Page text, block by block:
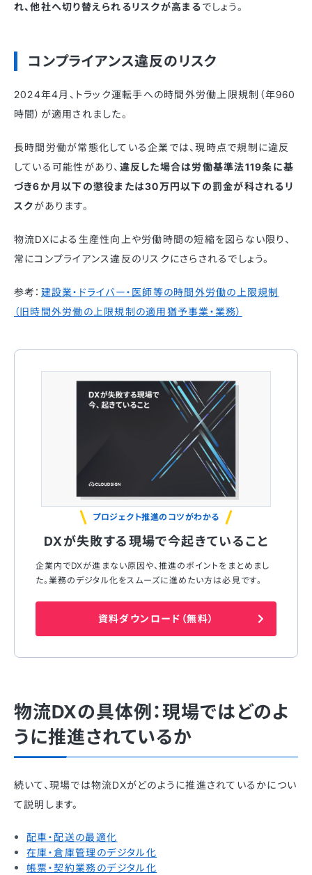
れ、他社へ切り替えられるリスクが高まるでしょう。
コンプライアンス違反のリスク
2024年4月、トラック運転手への時間外労働上限規制（年960
時間）が適用されました。
長時間労働が常態化している企業では、現時点で規制に違反
している可能性があり、 違反した場合は労働基準法119条に基
づき6か月以下の懲役または30万円以下の罰金が科されるリ
スクがあります。
物流DXによる生産性向上や労働時間の短縮を図らない限り、
常にコンプライアンス違反のリスクにさらされるでしょう。
参考： 建設業・ドライバー・医師等の時間外労働の上限規制
（旧時間外労働の上限規制の適用猶予事業・業務）
プロジェクト推進のコツがわかる
DXが失敗する現場で今起きていること
企業内でDXが進まない原因や、推進のポイントをまとめまし
た。業務のデジタル化をスムーズに進めたい方は必見です。
資料ダウンロード（無料）
物流DXの具体例：現場ではどのよ
うに推進されているか
続いて、現場では物流DXがどのように推進されているかについ
て説明します。
配車・配送の最適化
在庫・倉庫管理のデジタル化
帳票・契約業務のデジタル化